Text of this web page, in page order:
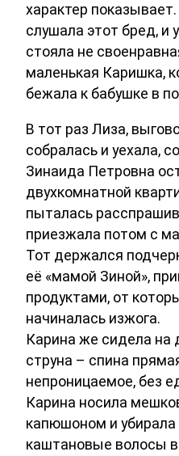
характер
слушала этот бред, и
стояла не
маленькая Каришка,
бежала к бабушке в
В тот раз Лиза,
собралась и уехала,
Зинаида Петровна
двухкомнатной
пыталась
приезжала потом с
Тот держался
её «мамой Зиной»,
продуктами, от
начиналась изжога.
Карина же сидела на
струна – спина
непроницаемое, без
Карина носила
капюшоном и
каштановые волосы в